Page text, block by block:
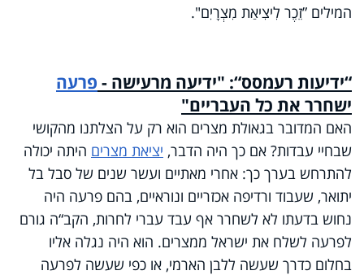
המילים ”זֵכֶר לִיצִיאַת מִצְרָיִם".
“ידיעות רעמסס“: "ידיעה מרעישה - פרעה
ישחרר את כל העבריים"
האם המדובר בגאולת מצרים הוא רק על הצלתנו מהקושי
שבחיי עבדות? אם כך היה הדבר, יציאת מצרים היתה יכולה
להתרחש בערך כך: אחרי מאתיים ועשר שנים של סבל בל
יתואר, שעבוד ורדיפה אכזריים ונוראיים, בהם פרעה היה
נחוש בדעתו לא לשחרר אף עבד עברי לחרות, הקב“ה גורם
לפרעה לשלח את ישראל ממצרים. הוא היה נגלה אליו
בחלום כדרך שעשה ללבן הארמי, או כפי שעשה לפרעה